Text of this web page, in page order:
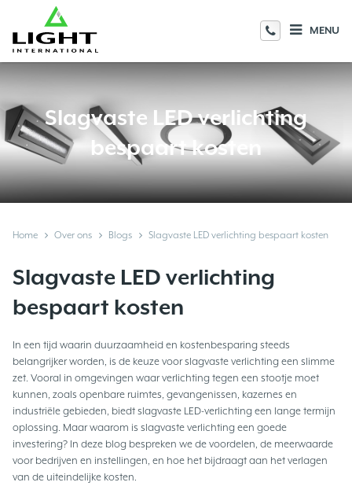
MENU
Slagvaste LED verlichting
bespaart kosten
Home Over ons Blogs Slagvaste LED verlichting bespaart kosten
Slagvaste LED verlichting
bespaart kosten
In een tijd waarin duurzaamheid en kostenbesparing steeds
belangrijker worden, is de keuze voor slagvaste verlichting een slimme
zet. Vooral in omgevingen waar verlichting tegen een stootje moet
kunnen, zoals openbare ruimtes, gevangenissen, kazernes en
industriële gebieden, biedt slagvaste LED-verlichting een lange termijn
oplossing. Maar waarom is slagvaste verlichting een goede
investering? In deze blog bespreken we de voordelen, de meerwaarde
voor bedrijven en instellingen, en hoe het bijdraagt aan het verlagen
van de uiteindelijke kosten.